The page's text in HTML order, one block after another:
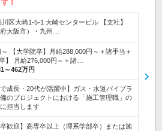
！
川区大崎1-5-1 大崎センタービル 【支社】
大阪市）・九州…
【大学院卒】月給288,000円～＋諸手当＋
】 月給276,000円～＋諸…
～462万円
で成長・20代が活躍中】ガス・水道パイプラ
のプロジェクトにおける「施工管理職」の
担当します
卒歓迎】高専卒以上（理系学部卒）または施